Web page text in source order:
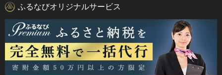
ふるなびオリジナルサービス